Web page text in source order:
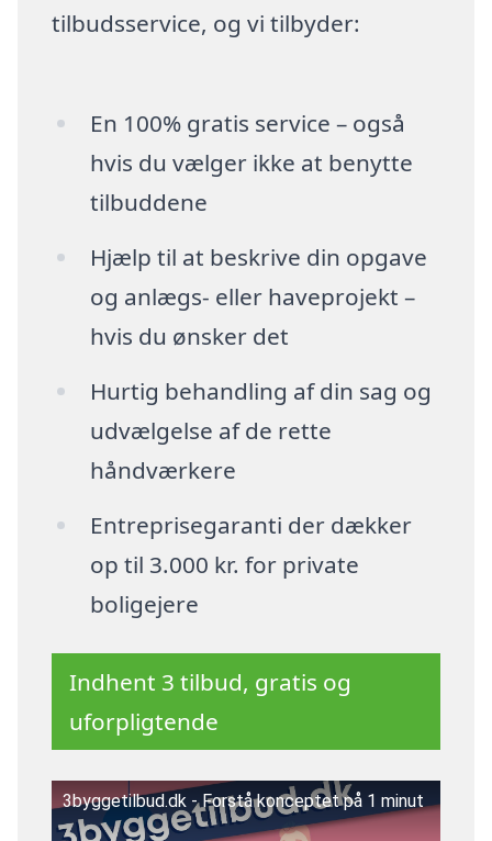
tilbudsservice, og vi tilbyder:
En 100% gratis service – også
hvis du vælger ikke at benytte
tilbuddene
Hjælp til at beskrive din opgave
og anlægs- eller haveprojekt –
hvis du ønsker det
Hurtig behandling af din sag og
udvælgelse af de rette
håndværkere
Entreprisegaranti der dækker
op til 3.000 kr. for private
boligejere
Indhent 3 tilbud, gratis og
uforpligtende
3byggetilbud.dk - Forstå konceptet på 1 minut